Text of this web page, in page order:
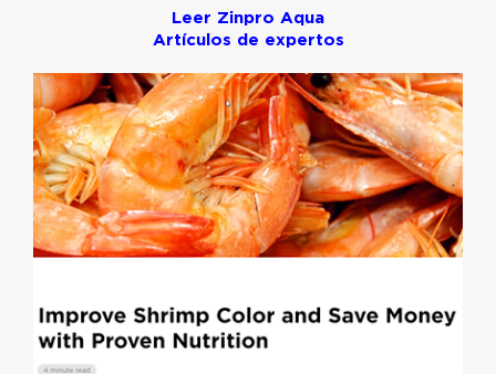
Leer Zinpro Aqua
Artículos de expertos